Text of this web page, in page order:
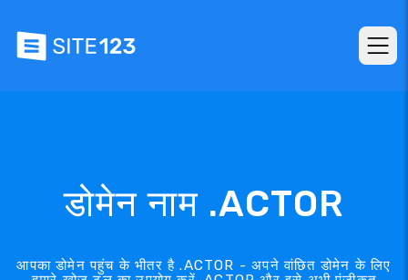
डोमेन नाम .ACTOR
आपका डोमेन पहुंच के भीतर है .ACTOR - अपने वांछित डोमेन के लिए